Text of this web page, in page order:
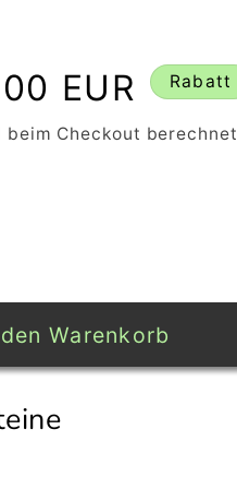
EUR Rabatt
beim Checkout berechnet
Warenkorb